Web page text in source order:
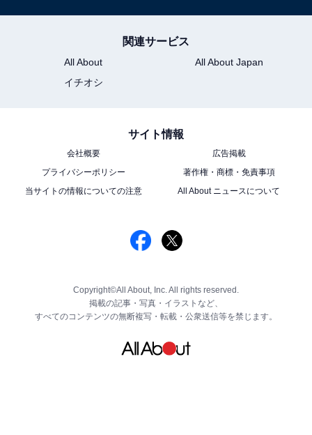
こちらもおすすめ
K-POP「冬の時代」になぜ？ 奇跡のメンバー構
に立てた理由
関連サービス
All About
All About Japan
イチオシ
サイト情報
会社概要
広告掲載
プライバシーポリシー
著作権・商標・免責事項
当サイトの情報についての注意
All About ニュースについて
Copyright©All About, Inc. All rights reserved.
掲載の記事・写真・イラストなど、
すべてのコンテンツの無断複写・転載・公衆送信等を禁じます。